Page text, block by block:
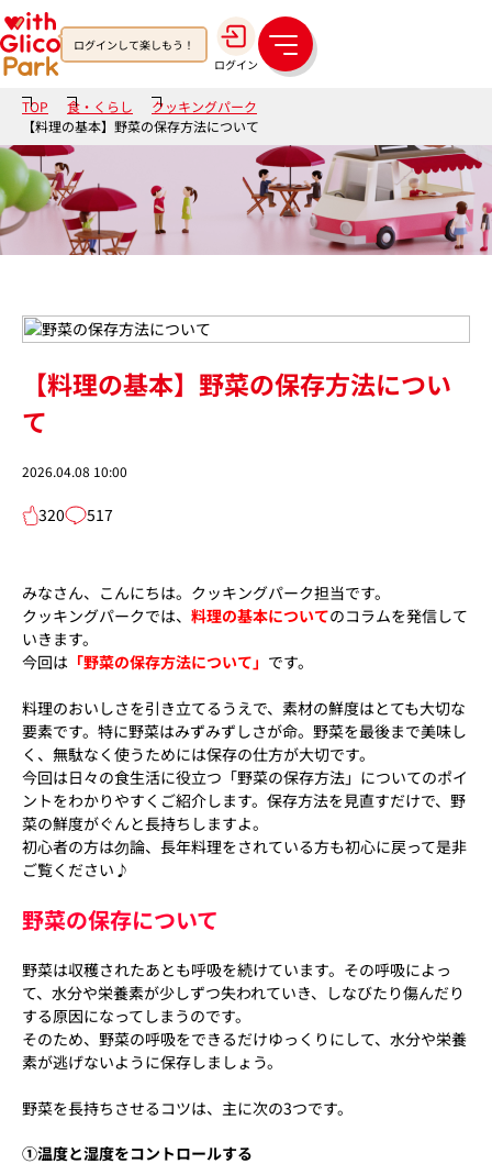
ログインして楽しもう！
ログイン
メ
ニ
TOP 食・くらし
クッキングパーク
【料理の基本】野菜の保存方法について
【料理の基本】野菜の保存方法につい
て
2026.04.08 10:00
320 517
みなさん、こんにちは。クッキングパーク担当です。
クッキングパークでは、 料理の基本についてのコラムを発信して
いきます。
今回は 「野菜の保存方法について」 です。
料理のおいしさを引き立てるうえで、素材の鮮度はとても大切な
要素です。特に野菜はみずみずしさが命。野菜を最後まで美味し
く、無駄なく使うためには保存の仕方が大切です。
今回は日々の食生活に役立つ「野菜の保存方法」についてのポイ
ントをわかりやすくご紹介します。保存方法を見直すだけで、野
菜の鮮度がぐんと長持ちしますよ。
初心者の方は勿論、長年料理をされている方も初心に戻って是非
ご覧ください♪
野菜の保存について
野菜は収穫されたあとも呼吸を続けています。その呼吸によっ
て、水分や栄養素が少しずつ失われていき、しなびたり傷んだり
する原因になってしまうのです。
そのため、野菜の呼吸をできるだけゆっくりにして、水分や栄養
素が逃げないように保存しましょう。
野菜を長持ちさせるコツは、主に次の3つです。
①温度と湿度をコントロールする